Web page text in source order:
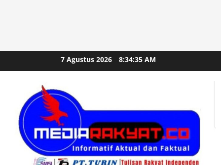
to
7 Agustus 2026 8:34:36 AM